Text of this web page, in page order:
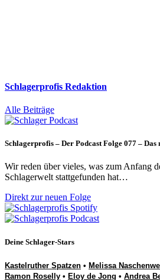
Schlagerprofis Redaktion
Alle Beiträge
Schlagerprofis – Der Podcast Folge 077 –
Wir reden über vieles, was zum Anfang
Schlagerwelt stattgefunden hat…
Direkt zur neuen Folge
Deine Schlager-Stars
Kastelruther Spatzen • Melissa
Ramon Roselly • Eloy de Jong • Andrea